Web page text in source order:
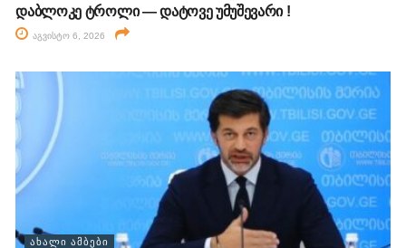
დაბლოკე ტროლი — დატოვე უმუშევარი !
აგვისტო 6, 2026
ᲐᲮᲐᲚᲘ ᲐᲛᲑᲔᲑᲘ